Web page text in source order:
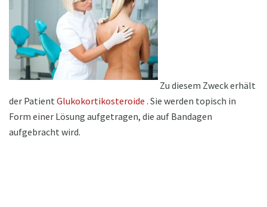
Zu diesem Zweck erhält
der Patient Glukokortikosteroide . Sie werden topisch in
Form einer Lösung aufgetragen, die auf Bandagen
aufgebracht wird.